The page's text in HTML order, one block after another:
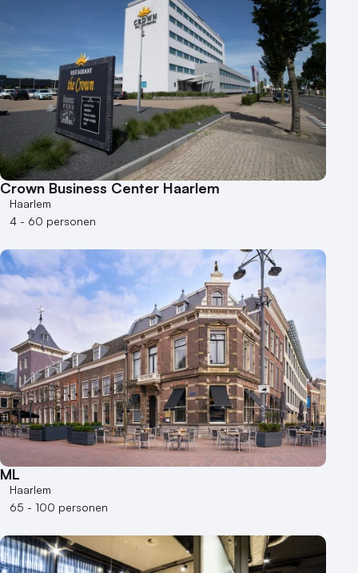
Crown Business Center Haarlem
Haarlem
4 - 60 personen
ML
Haarlem
65 - 100 personen